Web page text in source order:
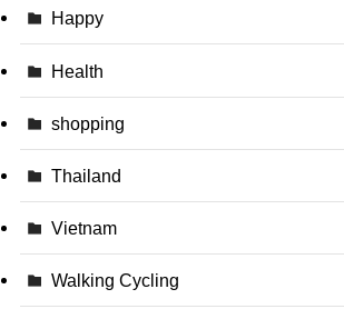
Happy
Health
shopping
Thailand
Vietnam
Walking Cycling